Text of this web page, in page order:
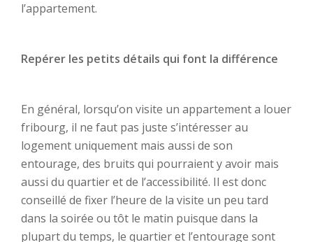
l’appartement.
Repérer les petits détails qui font la différence
En général, lorsqu’on visite un appartement a louer
fribourg, il ne faut pas juste s’intéresser au
logement uniquement mais aussi de son
entourage, des bruits qui pourraient y avoir mais
aussi du quartier et de l’accessibilité. Il est donc
conseillé de fixer l’heure de la visite un peu tard
dans la soirée ou tôt le matin puisque dans la
plupart du temps, le quartier et l’entourage sont